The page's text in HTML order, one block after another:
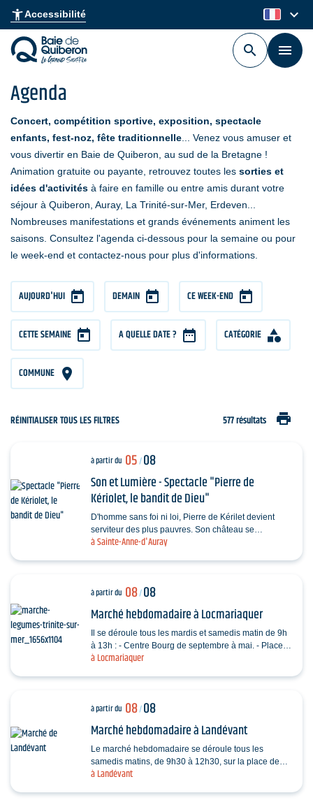
Aller
au
contenu
principal
accessibility_newAccessibilité keyboard_arrow_down
Agenda
Concert, compétition sportive, exposition, spectacle
enfants, fest-noz, fête traditionnelle ... Venez vous amuser et
vous divertir en Baie de Quiberon, au sud de la Bretagne !
Animation gratuite ou payante, retrouvez toutes les sorties et
idées d'activités à faire en famille ou entre amis durant votre
séjour à Quiberon, Auray, La Trinité-sur-Mer, Erdeven...
Nombreuses manifestations et grands événements animent les
saisons. Consultez l'agenda ci-dessous pour la semaine ou pour
le week-end et contactez-nous pour plus d'informations.
AUJOURD'HUI DEMAIN CE WEEK-END
CETTE SEMAINE A QUELLE DATE ? CATÉGORIE
COMMUNE
RÉINITIALISER TOUS LES FILTRES 577 résultats print
à Sainte-Anne-d'Auray
à partir du 05/08
Son et Lumière - Spectacle "Pierre de
Kériolet, le bandit de Dieu"
D'homme sans foi ni loi, Pierre de Kérilet devient
serviteur des plus pauvres. Son château se
à Locmariaquer
à partir du 08/08
Marché hebdomadaire à Locmariaquer
Il se déroule tous les mardis et samedis matin de 9h
à 13h : - Centre Bourg de septembre à mai. - Place
De Gaulle de juin à août.
à Landévant
à partir du 08/08
Marché hebdomadaire à Landévant
Le marché hebdomadaire se déroule tous les
samedis matins, de 9h30 à 12h30, sur la place de
l'Église (côté parking).